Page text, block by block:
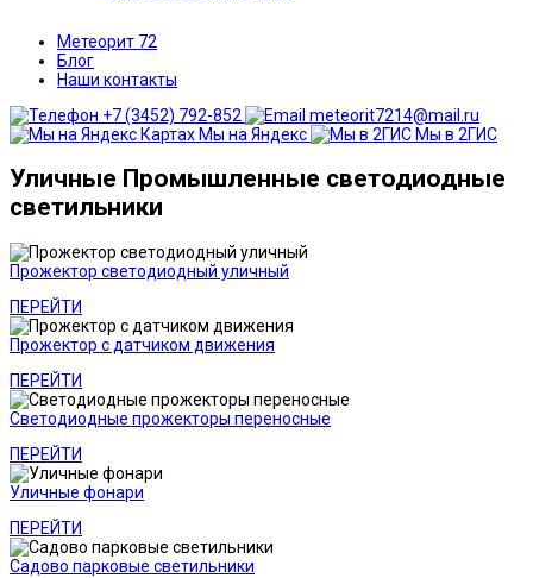
Метеорит 72
Блог
Наши контакты
+7 (3452) 792-852
meteorit7214@mail.ru
Мы на Яндекс
Мы в 2ГИС
Уличные Промышленные светодиодные
светильники
Прожектор светодиодный уличный
ПЕРЕЙТИ
Прожектор с датчиком движения
ПЕРЕЙТИ
Светодиодные прожекторы переносные
ПЕРЕЙТИ
Уличные фонари
ПЕРЕЙТИ
Садово парковые светильники